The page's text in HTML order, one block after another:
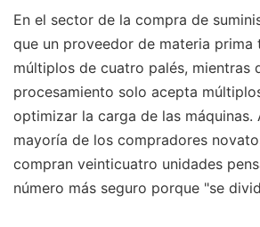
En el sector de la compra de
que un proveedor de materia prima
múltiplos de cuatro palés, mientras
procesamiento solo acepta
optimizar la carga de las máquinas.
mayoría de los compradores
compran veinticuatro unidades
número más seguro porque "se